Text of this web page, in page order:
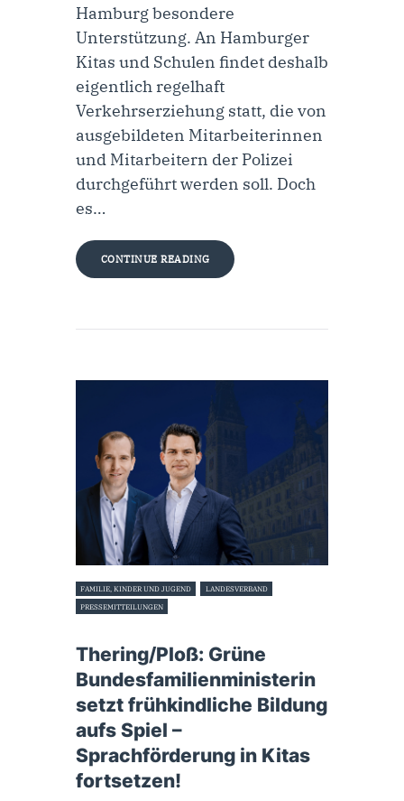
Hamburg besondere
Unterstützung. An Hamburger
Kitas und Schulen findet deshalb
eigentlich regelhaft
Verkehrserziehung statt, die von
ausgebildeten Mitarbeiterinnen
und Mitarbeitern der Polizei
durchgeführt werden soll. Doch
es…
CONTINUE READING
FAMILIE, KINDER UND JUGEND
LANDESVERBAND
PRESSEMITTEILUNGEN
Thering/Ploß: Grüne
Bundesfamilienministerin
setzt frühkindliche Bildung
aufs Spiel –
Sprachförderung in Kitas
fortsetzen!